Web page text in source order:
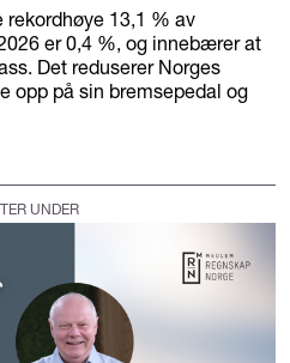
13,1 % av
er 0,4 %, og innebærer at
Det reduserer Norges
opp på sin bremsepedal og
UNDER